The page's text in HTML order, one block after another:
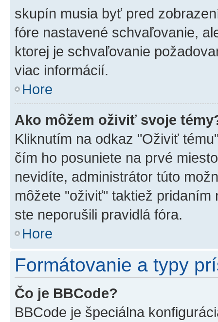
skupín musia byť pred
fóre nastavené schvaľovanie,
ktorej je schvaľovanie
viac informácií.
Hore
Ako môžem oživiť svoje
Kliknutím na odkaz "Oživiť
čím ho posuniete na prvé
nevidíte, administrátor túto
môžete "oživiť" taktiež
ste neporušili pravidlá fóra.
Hore
Formátovanie a typy
Čo je BBCode?
BBCode je špeciálna